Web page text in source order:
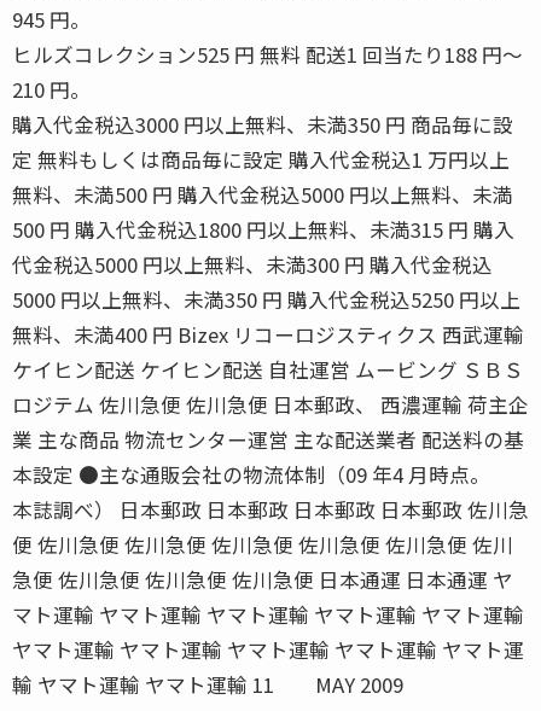
945 円。
ヒルズコレクション525 円 無料 配送1 回当たり188 円〜
210 円。
購入代金税込3000 円以上無料、未満350 円 商品毎に設
定 無料もしくは商品毎に設定 購入代金税込1 万円以上
無料、未満500 円 購入代金税込5000 円以上無料、未満
500 円 購入代金税込1800 円以上無料、未満315 円 購入
代金税込5000 円以上無料、未満300 円 購入代金税込
5000 円以上無料、未満350 円 購入代金税込5250 円以上
無料、未満400 円 Bizex リコーロジスティクス 西武運輸
ケイヒン配送 ケイヒン配送 自社運営 ムービング ＳＢＳ
ロジテム 佐川急便 佐川急便 日本郵政、 西濃運輸 荷主企
業 主な商品 物流センター運営 主な配送業者 配送料の基
本設定 ●主な通販会社の物流体制（09 年4 月時点。
本誌調べ） 日本郵政 日本郵政 日本郵政 日本郵政 佐川急
便 佐川急便 佐川急便 佐川急便 佐川急便 佐川急便 佐川
急便 佐川急便 佐川急便 佐川急便 日本通運 日本通運 ヤ
マト運輸 ヤマト運輸 ヤマト運輸 ヤマト運輸 ヤマト運輸
ヤマト運輸 ヤマト運輸 ヤマト運輸 ヤマト運輸 ヤマト運
輸 ヤマト運輸 ヤマト運輸 11 MAY 2009